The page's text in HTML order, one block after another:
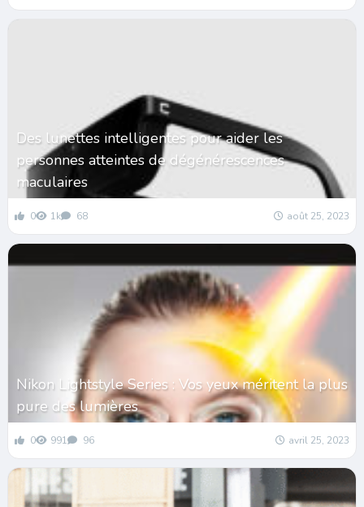
Des lunettes intelligentes pour aider les
personnes atteintes de dégénérescences
maculaires
0 1k 68 août 25, 2023
Nikon Lightstyle Series : Vos yeux méritent la plus
pure des lumières
0 991 96 avril 25, 2023